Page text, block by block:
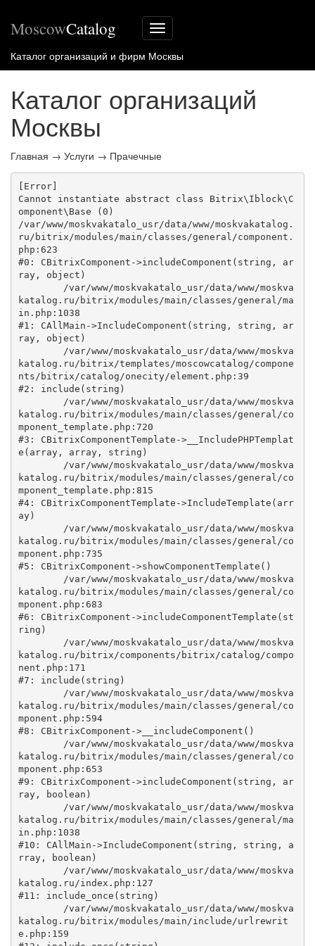
Меню
сайта
MoscowCatalog
Каталог организаций и фирм Москвы
Каталог организаций
Москвы
Главная → Услуги → Прачечные
[Error]
Cannot instantiate abstract class Bitrix\Iblock\C
omponent\Base (0)
/var/www/moskvakatalo_usr/data/www/moskvakatalog.
ru/bitrix/modules/main/classes/general/component.
php:623
#0: CBitrixComponent->includeComponent(string, ar
ray, object)
katalog.ru/bitrix/modules/main/classes/general/ma
in.php:1038
#1: CAllMain->IncludeComponent(string, string, ar
ray, object)
katalog.ru/bitrix/templates/moscowcatalog/compone
nts/bitrix/catalog/onecity/element.php:39
#2: include(string)
katalog.ru/bitrix/modules/main/classes/general/co
mponent_template.php:720
#3: CBitrixComponentTemplate->__IncludePHPTemplat
e(array, array, string)
katalog.ru/bitrix/modules/main/classes/general/co
mponent_template.php:815
#4: CBitrixComponentTemplate->IncludeTemplate(arr
ay)
katalog.ru/bitrix/modules/main/classes/general/co
mponent.php:735
#5: CBitrixComponent->showComponentTemplate()
katalog.ru/bitrix/modules/main/classes/general/co
mponent.php:683
#6: CBitrixComponent->includeComponentTemplate(st
ring)
katalog.ru/bitrix/components/bitrix/catalog/compo
nent.php:171
#7: include(string)
katalog.ru/bitrix/modules/main/classes/general/co
mponent.php:594
#8: CBitrixComponent->__includeComponent()
katalog.ru/bitrix/modules/main/classes/general/co
mponent.php:653
#9: CBitrixComponent->includeComponent(string, ar
ray, boolean)
katalog.ru/bitrix/modules/main/classes/general/ma
in.php:1038
#10: CAllMain->IncludeComponent(string, string, a
rray, boolean)
katalog.ru/index.php:127
#11: include_once(string)
katalog.ru/bitrix/modules/main/include/urlrewrit
e.php:159